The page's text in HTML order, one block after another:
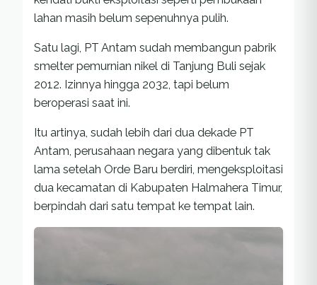
lahan masih belum sepenuhnya pulih.
Satu lagi, PT Antam sudah membangun pabrik
smelter pemurnian nikel di Tanjung Buli sejak
2012. Izinnya hingga 2032, tapi belum
beroperasi saat ini.
Itu artinya, sudah lebih dari dua dekade PT
Antam, perusahaan negara yang dibentuk tak
lama setelah Orde Baru berdiri, mengeksploitasi
dua kecamatan di Kabupaten Halmahera Timur,
berpindah dari satu tempat ke tempat lain.